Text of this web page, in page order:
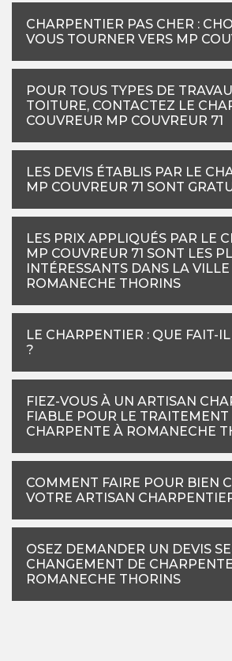
CHARPENTIER PAS CHER :
VOUS TOURNER VERS MP
POUR TOUS TYPES DE
TOITURE, CONTACTEZ LE
COUVREUR MP COUVREUR 71
LES DEVIS ÉTABLIS PAR LE
MP COUVREUR 71 SONT
LES PRIX APPLIQUÉS PAR LE
MP COUVREUR 71 SONT LES
INTÉRESSANTS DANS LA VILLE
ROMANECHE THORINS
LE CHARPENTIER : QUE FAIT-
?
FIEZ-VOUS À UN ARTISAN
FIABLE POUR LE TRAITEMENT
CHARPENTE À ROMANECHE
COMMENT FAIRE POUR BIEN
VOTRE ARTISAN
OSEZ DEMANDER UN DEVIS SE
CHANGEMENT DE
ROMANECHE THORINS